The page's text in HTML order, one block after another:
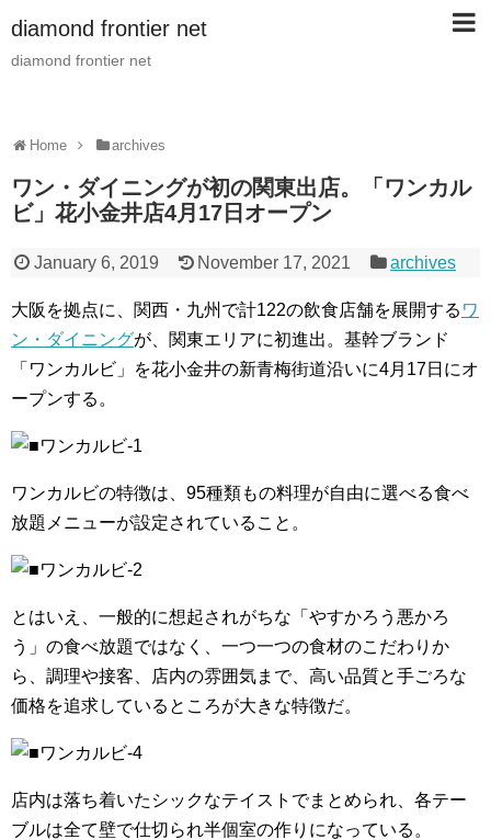
diamond frontier net
diamond frontier net
Home archives
ワン・ダイニングが初の関東出店。「ワンカル
ビ」花小金井店4月17日オープン
January 6, 2019 November 17, 2021 archives
大阪を拠点に、関西・九州で計122の飲食店舗を展開する ワ
ン・ダイニングが、関東エリアに初進出。基幹ブランド
「ワンカルビ」を花小金井の新青梅街道沿いに4月17日にオ
ープンする。
ワンカルビの特徴は、95種類もの料理が自由に選べる食べ
放題メニューが設定されていること。
とはいえ、一般的に想起されがちな「やすかろう悪かろ
う」の食べ放題ではなく、一つ一つの食材のこだわりか
ら、調理や接客、店内の雰囲気まで、高い品質と手ごろな
価格を追求しているところが大きな特徴だ。
店内は落ち着いたシックなテイストでまとめられ、各テー
ブルは全て壁で仕切られ半個室の作りになっている。